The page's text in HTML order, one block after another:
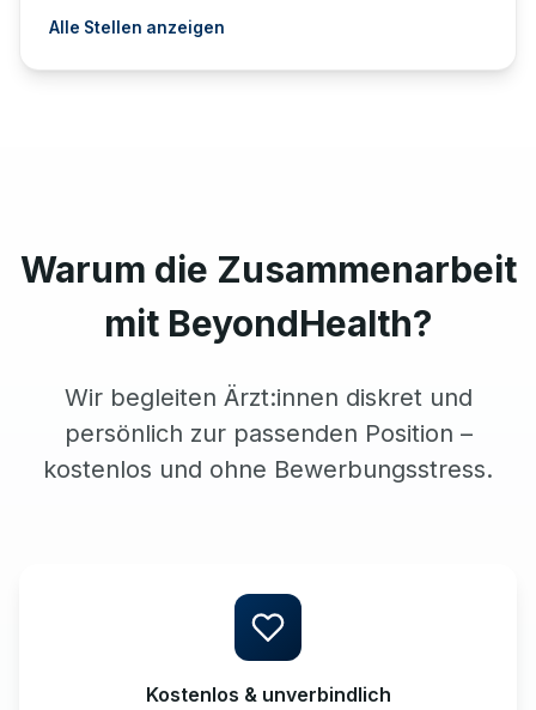
Alle Stellen anzeigen
Warum die Zusammenarbeit
mit BeyondHealth?
Wir begleiten Ärzt:innen diskret und
persönlich zur passenden Position –
kostenlos und ohne Bewerbungsstress.
Kostenlos & unverbindlich